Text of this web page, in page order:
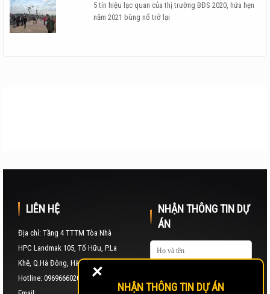
5 tín hiệu lạc quan của thị trường BĐS 2020, hứa hẹn
năm 2021 bùng nổ trở lại
LIÊN HỆ
Địa chỉ: Tầng 4 TTTM Tòa Nhà
HPC Landmak 105, Tố Hữu, P.La
Khê, Q.Hà Đông, Hà Nội
Hotline: 0969666020
NHẬN THÔNG TIN DỰ
ÁN
NHẬN THÔNG TIN DỰ ÁN
+